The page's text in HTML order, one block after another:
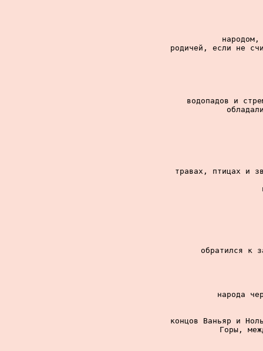
родичей, если не
водопадов и
травах, птицах и
обратился к
народа
концов Ваньяр и
Горы,